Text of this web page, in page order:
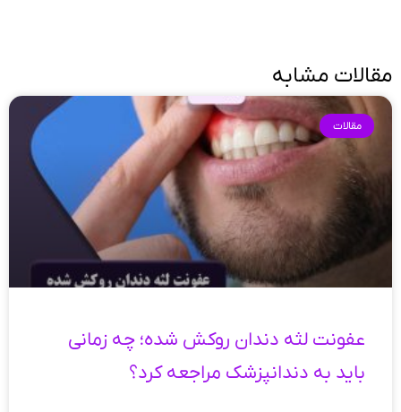
مقالات مشابه
مقالات
عفونت لثه دندان روکش شده؛ چه زمانی
باید به دندانپزشک مراجعه کرد؟